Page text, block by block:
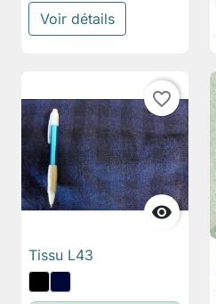
Voir détails

favorite_border
Tissu L43